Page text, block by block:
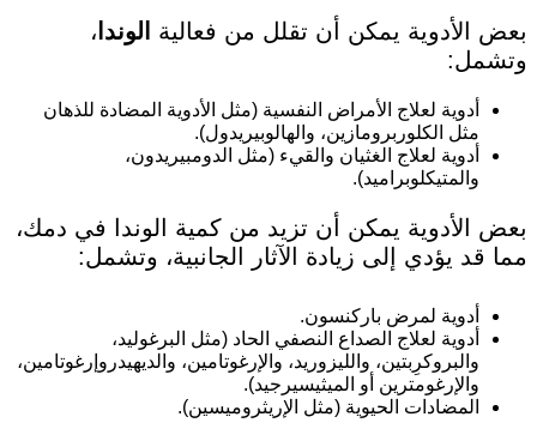
بعض الأدوية يمكن أن تقلل من فعالية
الوندا ،
وتشمل:
أدوية لعلاج الأمراض النفسية (مثل الأدوية المضادة للذهان
مثل الكلوربرومازين، والهالوبيريدول).
أدوية لعلاج الغثيان والقيء (مثل الدومبيريدون،
والمتيكلوبراميد).
بعض الأدوية يمكن أن تزيد من كمية الوندا في دمك،
مما قد يؤدي إلى زيادة الآثار الجانبية، وتشمل:
أدوية لمرض باركنسون.
أدوية لعلاج الصداع النصفي الحاد (مثل البرغوليد،
والبروكرِبتين، والليزوريد، والإرغوتامين، والديهيدروإرغوتامين،
والإرغومترين أو الميثيسيرجيد).
المضادات الحيوية (مثل الإريثروميسين).